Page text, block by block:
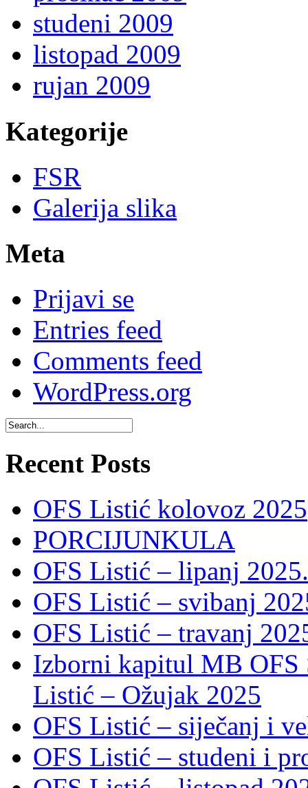
studeni 2009
listopad 2009
rujan 2009
Kategorije
FSR
Galerija slika
Meta
Prijavi se
Entries feed
Comments feed
WordPress.org
Recent Posts
OFS Listić kolovoz 2025
PORCIJUNKULA
OFS Listić – lipanj 2025.
OFS Listić – svibanj
OFS Listić – travanj
Izborni kapitul MB OFS
Listić – Ožujak 2025
OFS Listić – siječanj i
OFS Listić – studeni i